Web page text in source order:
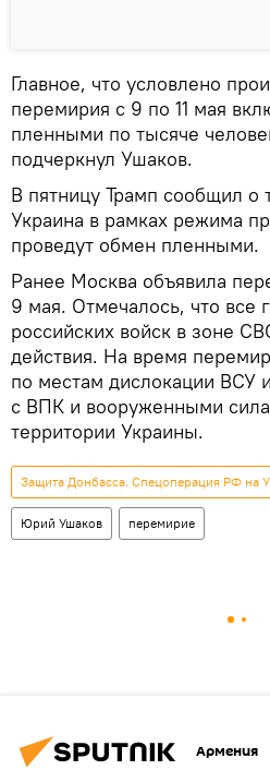
Главное, что условлено
перемирия с 9 по 11 мая
пленными по тысяче
подчеркнул Ушаков.
В пятницу Трамп сообщил о
Украина в рамках режима
проведут обмен пленными.
Ранее Москва объявила
9 мая. Отмечалось, что все
российских войск в зоне
действия. На время
по местам дислокации ВСУ
с ВПК и вооруженными
территории Украины.
Защита Донбасса. Спецоперация РФ на
Юрий Ушаков перемирие
Армения